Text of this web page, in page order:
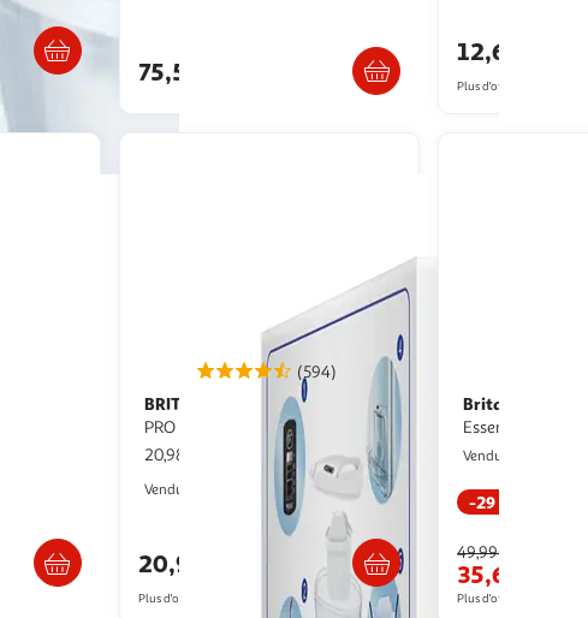
4/5 jours
75,55€
12,67€
Plus d'offres à partir de
(594)
BRITA
PRO - Blanc
20,98€ / pce
Vendu par
Livraison dès 4/5 jours
20,98€
Plus d'offres à partir de 21.53€
Brita
Essential blanc
Vendu par
-29 %
49,99€
35,69€
Plus d'offres à partir de